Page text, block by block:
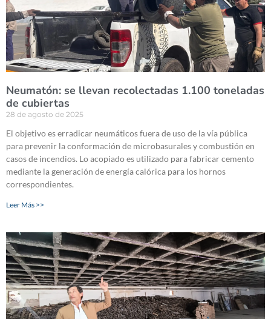
Neumatón: se llevan recolectadas 1.100 toneladas
de cubiertas
28 de agosto de 2025
El objetivo es erradicar neumáticos fuera de uso de la vía pública
para prevenir la conformación de microbasurales y combustión en
casos de incendios. Lo acopiado es utilizado para fabricar cemento
mediante la generación de energía calórica para los hornos
correspondientes.
Leer Más >>